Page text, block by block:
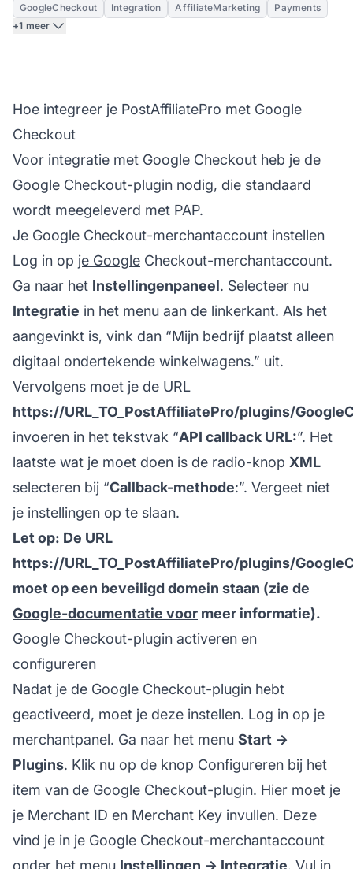
GoogleCheckout Integration AffiliateMarketing
Payments
+1 meer
Hoe integreer je PostAffiliatePro met Google
Checkout
Voor integratie met Google Checkout heb je de
Google Checkout-plugin nodig, die standaard
wordt meegeleverd met PAP.
Je Google Checkout-merchantaccount instellen
Log in op je Google Checkout-merchantaccount.
Ga naar het Instellingenpaneel. Selecteer nu
Integratie in het menu aan de linkerkant. Als het
aangevinkt is, vink dan “Mijn bedrijf plaatst alleen
digitaal ondertekende winkelwagens.” uit.
Vervolgens moet je de URL
https://URL_TO_PostAffiliatePro/plugins/
invoeren in het tekstvak “API callback URL:”. Het
laatste wat je moet doen is de radio-knop XML
selecteren bij “Callback-methode:”. Vergeet niet
je instellingen op te slaan.
Let op: De URL
https://URL_TO_PostAffiliatePro/plugins/
moet op een beveiligd domein staan (zie de
Google-documentatie voor meer informatie).
Google Checkout-plugin activeren en
configureren
Nadat je de Google Checkout-plugin hebt
geactiveerd, moet je deze instellen. Log in op je
merchantpanel. Ga naar het menu Start ->
Plugins. Klik nu op de knop Configureren bij het
item van de Google Checkout-plugin. Hier moet je
je Merchant ID en Merchant Key invullen. Deze
vind je in je Google Checkout-merchantaccount
onder het menu Instellingen -> Integratie. Vul in